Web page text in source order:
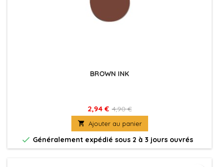
BROWN INK
2,94 € 4,90 €
 Ajouter au panier
 Généralement expédié sous 2 à 3 jours ouvrés